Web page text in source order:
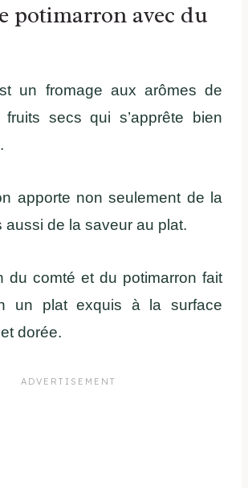
potimarron avec du
un fromage aux arômes de
secs qui s’apprête bien
apporte non seulement de la
aussi de la saveur au plat.
du comté et du potimarron fait
un plat exquis à la surface
dorée.